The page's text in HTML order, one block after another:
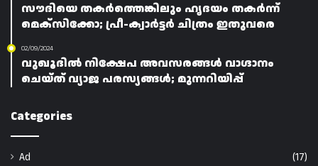
സൗദിയെ തകർത്തെങ്കിലും ഹൃദയം തകർന്ന്
മെക്സിക്കോ; പ്രീ-ക്വാർട്ടർ ചിത്രം ഇതുവരെ
02/09/2024
വുഖൂദിൽ നിക്ഷേപ അവസരങ്ങൾ വാഗ്ദാനം
ചെയ്ത് വ്യാജ പരസ്യങ്ങൾ; മുന്നറിയിപ്പ്
Categories
Ad
(17)